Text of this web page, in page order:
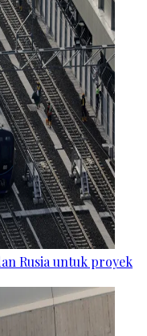
Rusia untuk proyek